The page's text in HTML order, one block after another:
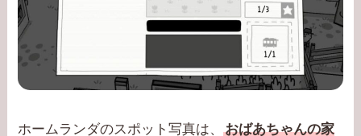
ホームランダのスポット写真は、おばあちゃんの家